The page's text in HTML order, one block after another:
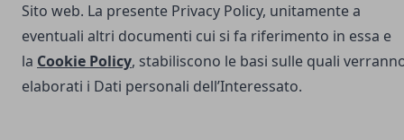
Sito web. La presente Privacy Policy, unitamente a
eventuali altri documenti cui si fa riferimento in essa e
la Cookie Policy, stabiliscono le basi sulle quali
elaborati i Dati personali dell’Interessato.